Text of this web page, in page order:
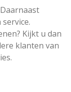
Kijkt u dan
klanten van